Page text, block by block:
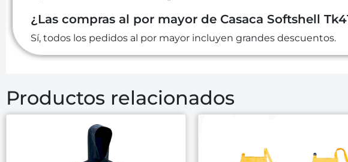
¿Las compras al por mayor de Casaca Softshell
Sí, todos los pedidos al por mayor incluyen grandes descuentos.
Productos relacionados